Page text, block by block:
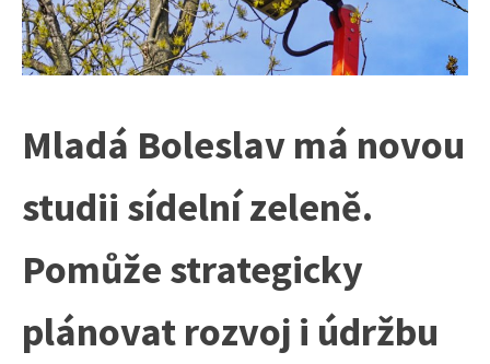
Mladá Boleslav má novou
studii sídelní zeleně.
Pomůže strategicky
plánovat rozvoj i údržbu